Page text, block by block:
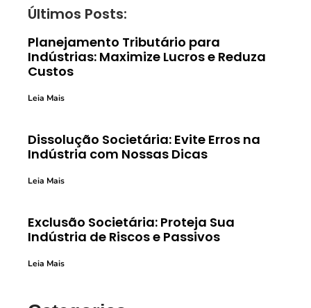
Últimos Posts:
Planejamento Tributário para
Indústrias: Maximize Lucros e Reduza
Custos
Leia Mais
Dissolução Societária: Evite Erros na
Indústria com Nossas Dicas
Leia Mais
Exclusão Societária: Proteja Sua
Indústria de Riscos e Passivos
Leia Mais